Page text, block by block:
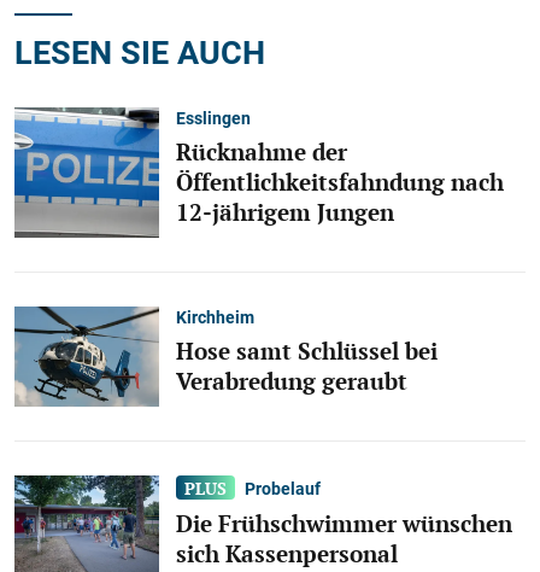
LESEN SIE AUCH
Esslingen
Rücknahme der
Öffentlichkeitsfahndung nach
12-jährigem Jungen
Kirchheim
Hose samt Schlüssel bei
Verabredung geraubt
Probelauf
Die Frühschwimmer wünschen
sich Kassenpersonal